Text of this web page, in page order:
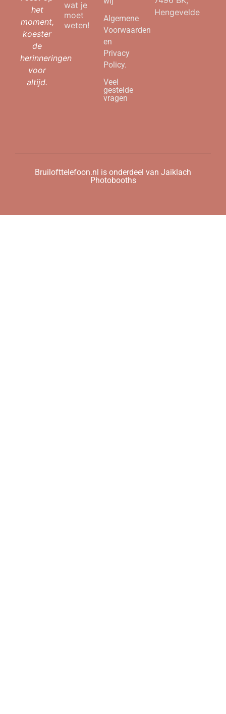
het
moment,
koester
de
herinneringen
voor
altijd.
wat je
moet
weten!
Algemene
Voorwaarden
en
Privacy
Policy.
Veel
gestelde
vragen
Hengevelde
Bruilofttelefoon.nl is onderdeel van Jaiklach
Photobooths